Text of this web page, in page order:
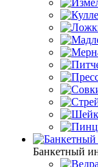
Банкетный